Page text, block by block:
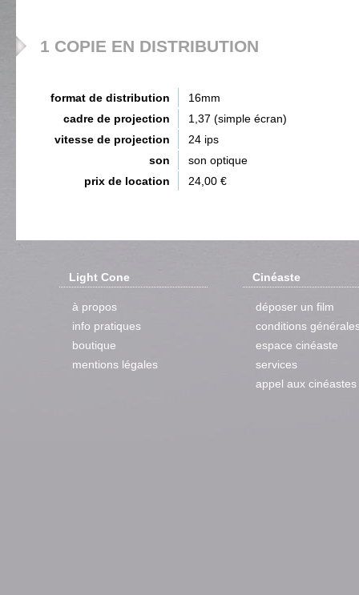
1 COPIE EN DISTRIBUTION
format de distribution
16mm
cadre de projection
1,37 (simple écran)
vitesse de projection
24 ips
son
son optique
prix de location
24,00 €
Light Cone
à propos
info pratiques
boutique
mentions légales
Cinéaste
déposer un film
conditions
espace cinéaste
services
appel aux cinéastes